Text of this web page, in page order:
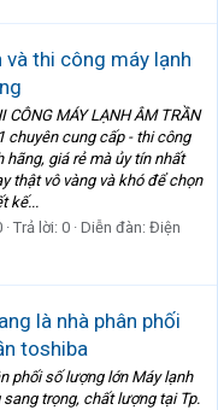
và thi công máy lạnh
CÔNG MÁY LẠNH ÂM TRẦN
chuyên cung cấp - thi công
giá rẻ mà ủy tín nhất
thật vô vàng và khó để chọn
kế...
Trả lời: 0 Diễn đàn: Điện
là nhà phân phối
toshiba
phối số lượng lớn Máy lạnh
trọng, chất lượng tại Tp.